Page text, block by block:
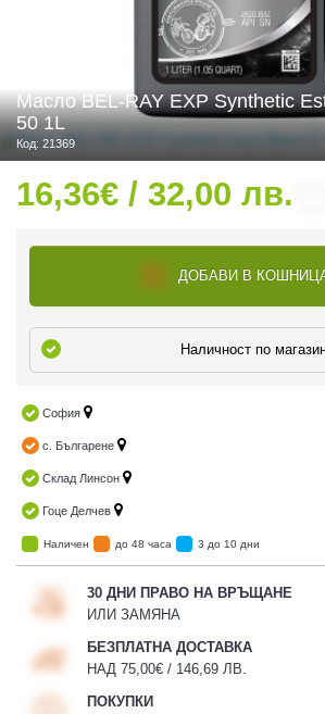
Масло BEL-RAY EXP Synthetic
50 1L
Код: 21369
16,36€ / 32,00 лв.
ДОБАВИ В
Наличност по
София
с. Българене
Склад Линсон
Гоце Делчев
Наличен до 48 часа 3 до 10 дни
30 ДНИ ПРАВО НА ВРЪЩАНЕ
ИЛИ ЗАМЯНА
БЕЗПЛАТНА ДОСТАВКА
НАД 75,00€ / 146,69 ЛВ.
ПОКУПКИ